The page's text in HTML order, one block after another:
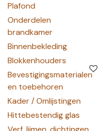
Plafond
Onderdelen
brandkamer
Binnenbekleding
Blokkenhouders
Bevestigingsmaterialen
en toebehoren
Kader / Omlijstingen
Hittebestendig glas